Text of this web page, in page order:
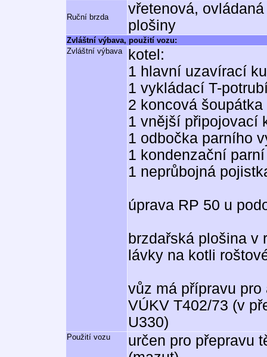
Ruční brzda
vřetenová,
plošiny
Zvláštní výbava, použití vozu:
Zvláštní výbava
kotel:
1 hlavní uzavírací
1 vykládací T-
2 koncová šoupátka
1 vnější připojovací
1 odbočka parního
1 kondenzační
1 neprůbojná
úprava RP 50 u
brzdařská plošina v
lávky na kotli
vůz má přípravu
VÚKV T402/73 (v
U330)
Použití vozu
určen pro přepravu